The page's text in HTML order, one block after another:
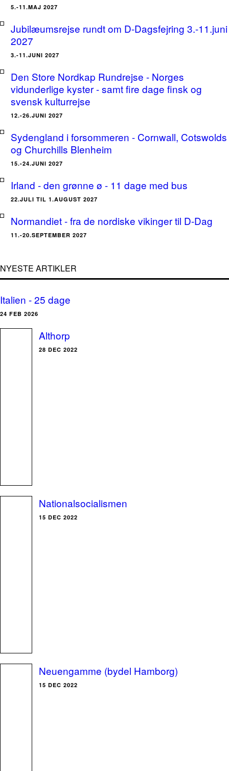
5.-11.MAJ 2027
Jubilæumsrejse rundt om D-Dagsfejring 3.-11.juni
2027
3.-11.JUNI 2027
Den Store Nordkap Rundrejse - Norges
vidunderlige kyster - samt fire dage finsk og
svensk kulturrejse
12.-26.JUNI 2027
Sydengland i forsommeren - Cornwall, Cotswolds
og Churchills Blenheim
15.-24.JUNI 2027
Irland - den grønne ø - 11 dage med bus
22.JULI TIL 1.AUGUST 2027
Normandiet - fra de nordiske vikinger til D-Dag
11.-20.SEPTEMBER 2027
NYESTE ARTIKLER
Italien - 25 dage
24 FEB 2026
Althorp
28 DEC 2022
Nationalsocialismen
15 DEC 2022
Neuengamme (bydel Hamborg)
15 DEC 2022